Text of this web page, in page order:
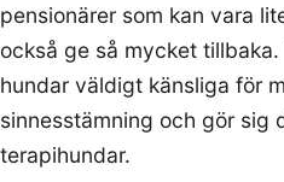
pensionärer som kan vara
också ge så mycket
hundar väldigt känsliga för
sinnesstämning och gör sig
terapihundar.